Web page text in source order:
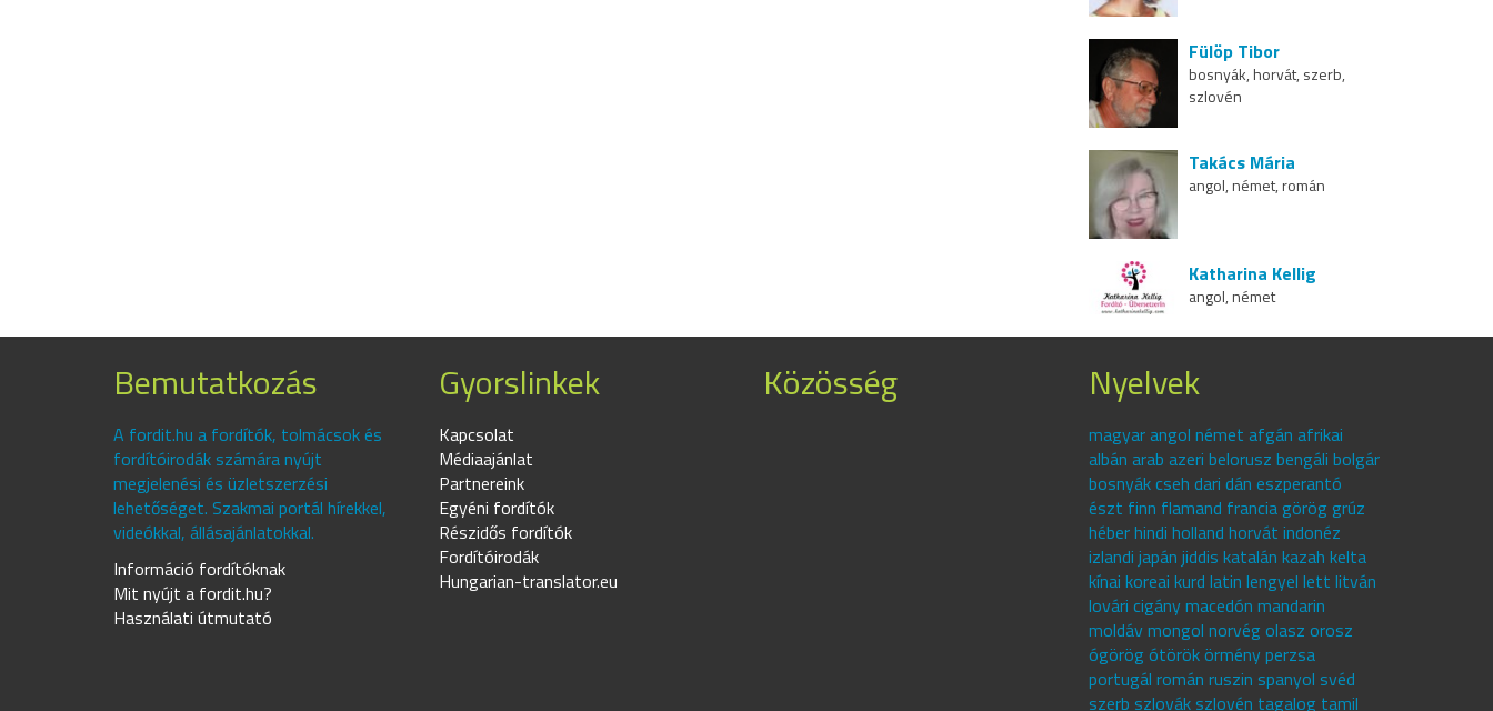
Fülöp Tibor
bosnyák, horvát, szerb,
szlovén
Takács Mária
angol, német, román
Katharina Kellig
angol, német
Bemutatkozás
A fordit.hu a fordítók, tolmácsok és
fordítóirodák számára nyújt
megjelenési és üzletszerzési
lehetőséget. Szakmai portál hírekkel,
videókkal, állásajánlatokkal.
Információ fordítóknak
Mit nyújt a fordit.hu?
Használati útmutató
Gyorslinkek
Kapcsolat
Médiaajánlat
Partnereink
Egyéni fordítók
Részidős fordítók
Fordítóirodák
Hungarian-translator.eu
Közösség Nyelvek
magyar angol német afgán afrikai
albán arab azeri belorusz bengáli bolgár
bosnyák cseh dari dán eszperantó
észt finn flamand francia görög grúz
héber hindi holland horvát indonéz
izlandi japán jiddis katalán kazah kelta
kínai koreai kurd latin lengyel lett litván
lovári cigány macedón mandarin
moldáv mongol norvég olasz orosz
ógörög ótörök örmény perzsa
portugál román ruszin spanyol svéd
szerb szlovák szlovén tagalog tamil